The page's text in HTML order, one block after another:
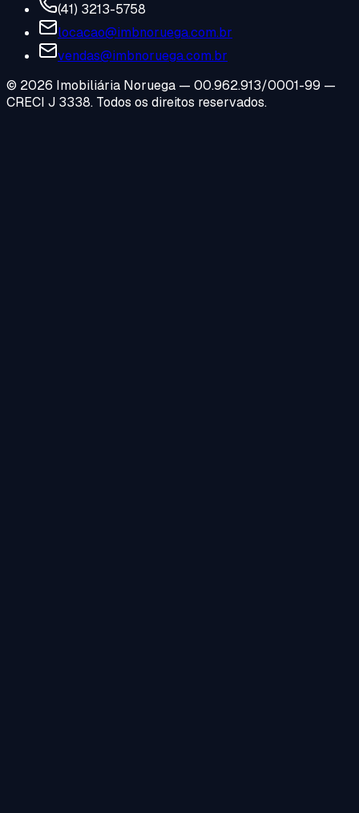
(41) 3213-5758
locacao@imbnoruega.com.br
vendas@imbnoruega.com.br
© 2026 Imobiliária Noruega — 00.962.913/0001-99 —
CRECI J 3338. Todos os direitos reservados.